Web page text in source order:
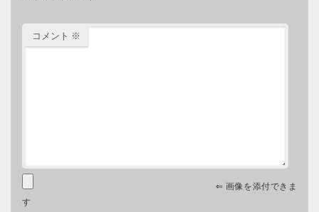
コメント ※
⇐ 画像を添付できま
す